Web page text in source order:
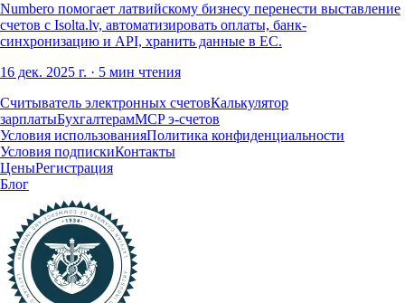
Numbero помогает латвийскому бизнесу перенести выставление
счетов с Isolta.lv, автоматизировать оплаты, банк-
синхронизацию и API, хранить данные в ЕС.
16 дек. 2025 г. · 5 мин чтения
Считыватель электронных счетовКалькулятор
зарплатыБухгалтерамMCP э-счетов
Условия использованияПолитика конфиденциальности
Условия подпискиКонтакты
ЦеныРегистрация
Блог